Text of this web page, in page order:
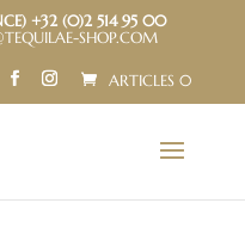
+32 (0)2 514 95 00
SHOP.COM
ARTICLES 0